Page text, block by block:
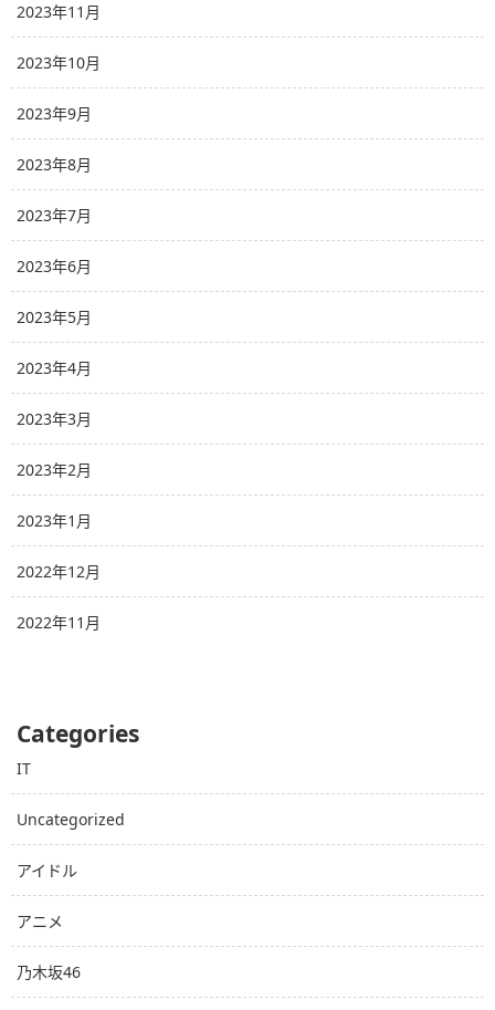
2023年11月
2023年10月
2023年9月
2023年8月
2023年7月
2023年6月
2023年5月
2023年4月
2023年3月
2023年2月
2023年1月
2022年12月
2022年11月
Categories
IT
Uncategorized
アイドル
アニメ
乃木坂46